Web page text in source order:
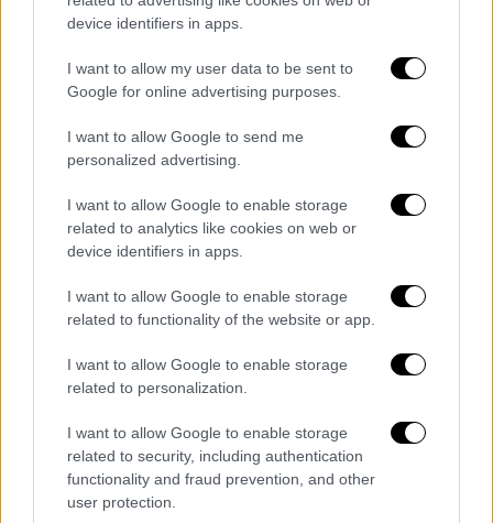
device identifiers in apps.
I want to allow my user data to be sent to
Google for online advertising purposes.
I want to allow Google to send me
personalized advertising.
I want to allow Google to enable storage
related to analytics like cookies on web or
device identifiers in apps.
I want to allow Google to enable storage
related to functionality of the website or app.
I want to allow Google to enable storage
related to personalization.
I want to allow Google to enable storage
related to security, including authentication
functionality and fraud prevention, and other
user protection.
Ελλάδα|20.06.2020 10:00
στον 33χρονο σμηναγό που σκοτώθηκε
σε τροχαίο
Πήγαινε στο λιμάνι της Σούδας για να φύγει
για διακοπές...